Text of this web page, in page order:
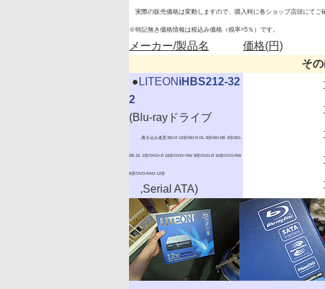
実際の販売価格は変動しますので、購入時に各ショップ店頭にてご
※特記無き価格情報は税込み価格（税率=5％）です。
メーカー/製品名 価格(円)
そ
● LITEON iHBS212-32
2
(Blu-rayドライブ
,書き込み速度:BD-R 12倍/BD-R DL 8倍/BD-RE 2倍/BD-
RE DL 2倍/DVD+R 16倍/DVD+RW 8倍/DVD-R 16倍/DVD-RW
6倍/DVD-RAM 12倍
,Serial ATA)